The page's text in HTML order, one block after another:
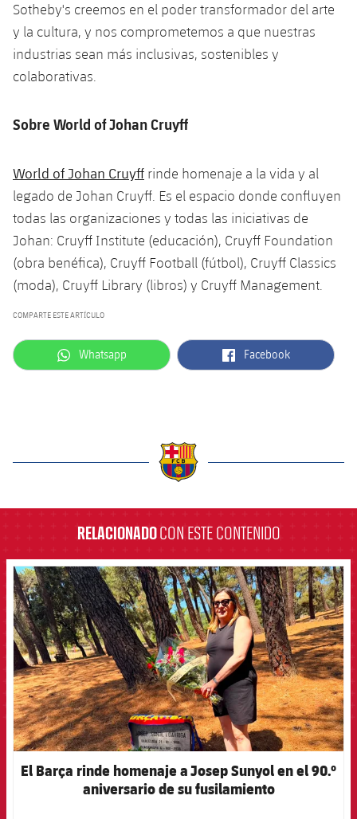
Sotheby's creemos en el poder transformador del arte
y la cultura, y nos comprometemos a que nuestras
industrias sean más inclusivas, sostenibles y
colaborativas.
Sobre World of Johan Cruyff
World of Johan Cruyff rinde homenaje a la vida y al
legado de Johan Cruyff. Es el espacio donde confluyen
todas las organizaciones y todas las iniciativas de
Johan: Cruyff Institute (educación), Cruyff Foundation
(obra benéfica), Cruyff Football (fútbol), Cruyff Classics
(moda), Cruyff Library (libros) y Cruyff Management.
COMPARTE ESTE ARTÍCULO
label.aria.whatsapp
Whatsapp label.aria.facebook
Facebook
RELACIONADOCON ESTE CONTENIDO
FCB Barcelona badge
El Barça rinde homenaje a Josep Sunyol en el 90.º
aniversario de su fusilamiento